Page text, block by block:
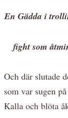
En Gädda i
fight som
Och där slutade
som var sugen
Kalla och blöta